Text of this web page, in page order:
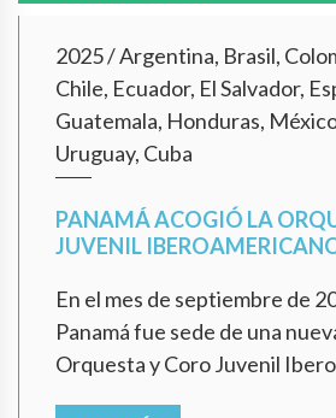
2025/Argentina, Brasil,
Chile, Ecuador, El Salvador,
Guatemala, Honduras,
Uruguay, Cuba
PANAMÁ ACOGIÓ LA
JUVENIL
En el mes de septiembre de
Panamá fue sede de una
Orquesta y Coro Juvenil